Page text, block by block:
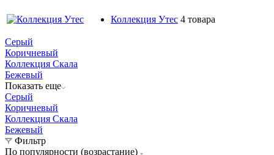
Коллекция Утес 4 товара
Серый
Коричневый
Коллекция Скала
Бежевый
Показать еще
Серый
Коричневый
Коллекция Скала
Бежевый
Фильтр
По популярности (возрастание)